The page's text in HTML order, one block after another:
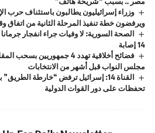
وزراء إسرائيليون يطالبون باستئناف حرب
ويرفضون خطة تنفيذ المرحلة الثانية من اتفاق
الصحة السورية: لا وفيات جراء انفجار جرمانا
14 إصابة
فضائح أخلاقية تهدد 4 جمهوريين
مجلس النواب قبل أشهر من الانتخابات
القناة 14: إسرائيل ترفض “خارطة
تحفظات على دور القوات الدولية